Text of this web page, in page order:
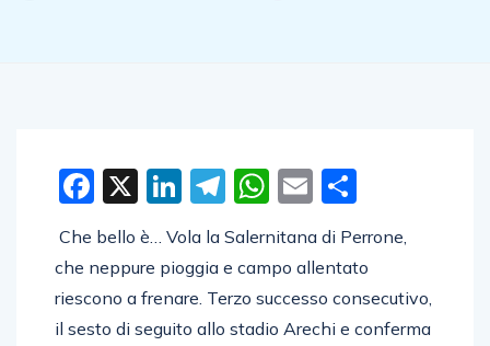
Facebook
X LinkedIn
Telegram
WhatsApp
Email
Che bello è… Vola la Salernitana di Perrone,
che neppure pioggia e campo allentato
riescono a frenare. Terzo successo consecutivo,
il sesto di seguito allo stadio Arechi e conferma